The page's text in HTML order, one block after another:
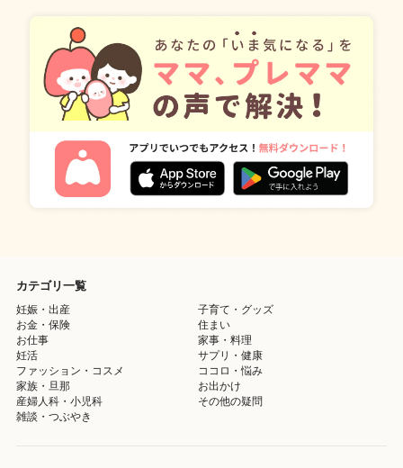
カテゴリ一覧
妊娠・出産
子育て・グッズ
お金・保険
住まい
お仕事
家事・料理
妊活
サプリ・健康
ファッション・コスメ
ココロ・悩み
家族・旦那
お出かけ
産婦人科・小児科
その他の疑問
雑談・つぶやき